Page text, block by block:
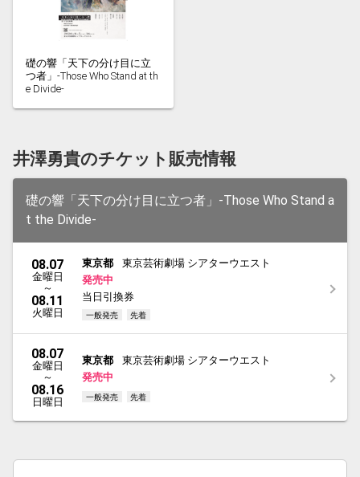
礎の響「天下の分け目に立
つ者」-Those Who Stand at th
e Divide-
井澤勇貴のチケット販売情報
礎の響「天下の分け目に立つ者」-Those Who Stand a
t the Divide-
08.07
金曜日
～
08.11
火曜日
東京都
東京芸術劇場 シアターウエスト
発売中
当日引換券
一般発売 先着
08.07
金曜日
～
08.16
日曜日
東京都
東京芸術劇場 シアターウエスト
発売中
一般発売 先着